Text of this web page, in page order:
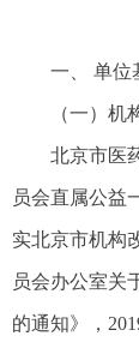
一、 单位
（一）机
北京市医
员会直属公益
实北京市机构
员会办公室关
的通知》，